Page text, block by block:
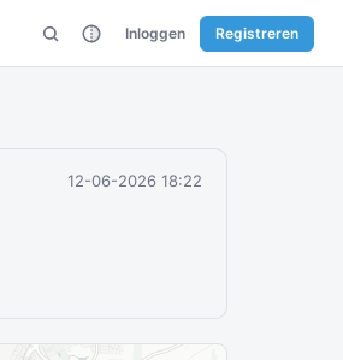
Inloggen Registreren
12-06-2026 18:22